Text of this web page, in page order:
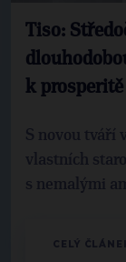
Tiso:
k
S novou tváří
vlastních
s nemalými
CELÝ